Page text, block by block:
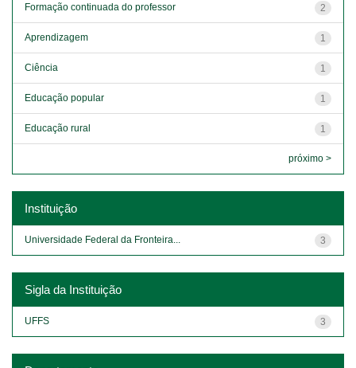
2
Formação continuada do professor
1
Aprendizagem
1
Ciência
1
Educação popular
1
Educação rural
próximo >
Instituição
3
Universidade Federal da Fronteira...
Sigla da Instituição
3
UFFS